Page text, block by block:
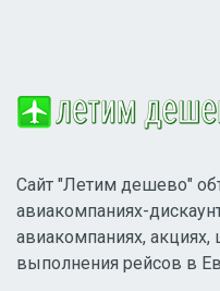
Сайт "Летим дешево"
авиакомпаниях-
авиакомпаниях, акциях,
выполнения рейсов в